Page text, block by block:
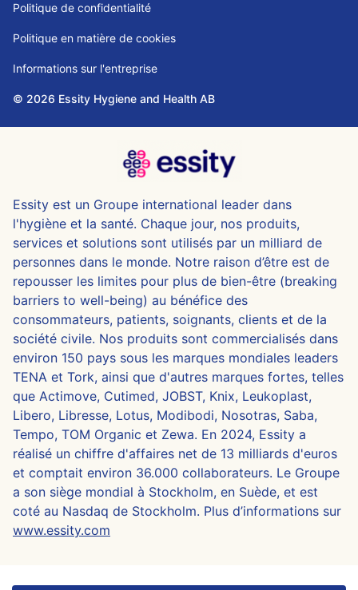
Politique de confidentialité
Politique en matière de cookies
Informations sur l'entreprise
© 2026 Essity Hygiene and Health AB
Essity est un Groupe international leader dans
l'hygiène et la santé. Chaque jour, nos produits,
services et solutions sont utilisés par un milliard de
personnes dans le monde. Notre raison d’être est de
repousser les limites pour plus de bien-être (breaking
barriers to well-being) au bénéfice des
consommateurs, patients, soignants, clients et de la
société civile. Nos produits sont commercialisés dans
environ 150 pays sous les marques mondiales leaders
TENA et Tork, ainsi que d'autres marques fortes, telles
que Actimove, Cutimed, JOBST, Knix, Leukoplast,
Libero, Libresse, Lotus, Modibodi, Nosotras, Saba,
Tempo, TOM Organic et Zewa. En 2024, Essity a
réalisé un chiffre d'affaires net de 13 milliards d'euros
et comptait environ 36.000 collaborateurs. Le Groupe
a son siège mondial à Stockholm, en Suède, et est
coté au Nasdaq de Stockholm. Plus d’informations sur
www.essity.com